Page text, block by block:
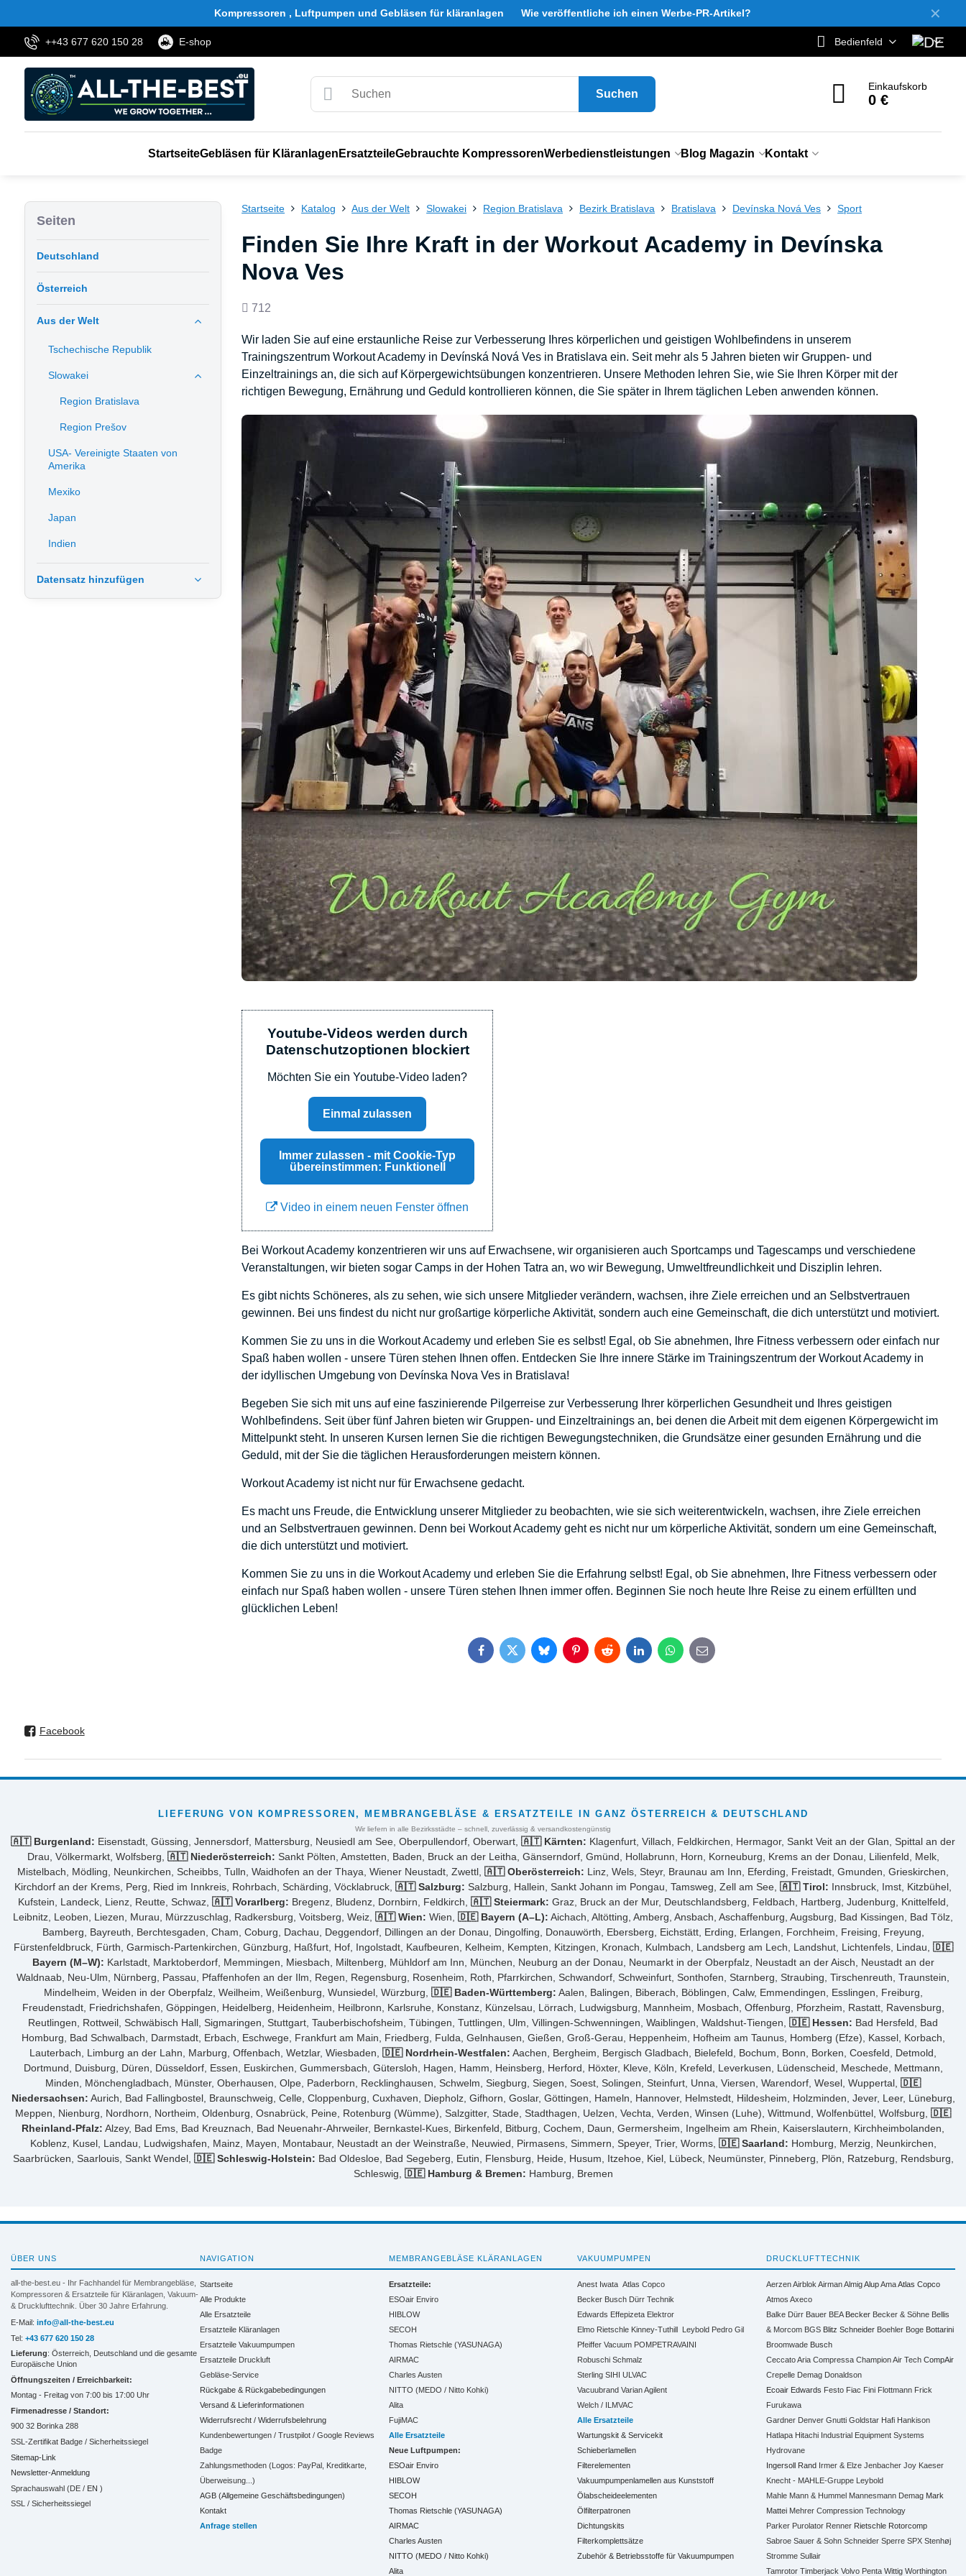
✕
Kompressoren , Luftpumpen und Gebläsen für kläranlagen Wie veröffentliche ich einen Werbe-PR-Artikel?
++43 677 620 150 28 E-shop Bedienfeld
Suchen
Einkaufskorb
0 €
StartseiteGebläsen für Kläranlagen ErsatzteileGebrauchte KompressorenWerbedienstleistungen Blog Magazin Kontakt
Startseite Katalog Aus der Welt Slowakei Region Bratislava Bezirk Bratislava Bratislava Devínska Nová Ves Sport
Finden Sie Ihre Kraft in der Workout Academy in Devínska
Nova Ves
Anzahl
712
Wir laden Sie auf eine erstaunliche Reise zur Verbesserung Ihres körperlichen und geistigen Wohlbefindens in unserem
Trainingszentrum Workout Academy in Devínská Nová Ves in Bratislava ein. Seit mehr als 5 Jahren bieten wir Gruppen- und
Einzeltrainings an, die sich auf Körpergewichtsübungen konzentrieren. Unsere Methoden lehren Sie, wie Sie Ihren Körper mit der
richtigen Bewegung, Ernährung und Geduld kontrollieren können, die Sie später in Ihrem täglichen Leben anwenden können.
Youtube-Videos werden durch
Datenschutzoptionen blockiert
Möchten Sie ein Youtube-Video laden?
Einmal zulassen
Immer zulassen - mit Cookie-Typ
übereinstimmen: Funktionell
Video in einem neuen Fenster öffnen
Bei Workout Academy konzentrieren wir uns auf Erwachsene, wir organisieren auch Sportcamps und Tagescamps und verschiedene
Veranstaltungen, wir bieten sogar Camps in der Hohen Tatra an, wo wir Bewegung, Umweltfreundlichkeit und Disziplin lehren.
Es gibt nichts Schöneres, als zu sehen, wie sich unsere Mitglieder verändern, wachsen, ihre Ziele erreichen und an Selbstvertrauen
gewinnen. Bei uns findest du nicht nur großartige körperliche Aktivität, sondern auch eine Gemeinschaft, die dich unterstützt und motiviert.
Kommen Sie zu uns in die Workout Academy und erleben Sie es selbst! Egal, ob Sie abnehmen, Ihre Fitness verbessern oder einfach nur
Spaß haben wollen - unsere Türen stehen Ihnen offen. Entdecken Sie Ihre innere Stärke im Trainingszentrum der Workout Academy in
der idyllischen Umgebung von Devínska Nova Ves in Bratislava!
Begeben Sie sich mit uns auf eine faszinierende Pilgerreise zur Verbesserung Ihrer körperlichen Gesundheit und Ihres geistigen
Wohlbefindens. Seit über fünf Jahren bieten wir Gruppen- und Einzeltrainings an, bei denen die Arbeit mit dem eigenen Körpergewicht im
Mittelpunkt steht. In unseren Kursen lernen Sie die richtigen Bewegungstechniken, die Grundsätze einer gesunden Ernährung und die
Geduld, mit der Sie die täglichen Herausforderungen meistern können.
Workout Academy ist nicht nur für Erwachsene gedacht.
Es macht uns Freude, die Entwicklung unserer Mitglieder zu beobachten, wie sie sich weiterentwickeln, wachsen, ihre Ziele erreichen
und an Selbstvertrauen gewinnen. Denn bei Workout Academy geht es nicht nur um körperliche Aktivität, sondern um eine Gemeinschaft,
die dich unterstützt und motiviert.
Kommen Sie zu uns in die Workout Academy und erleben Sie die Erfahrung selbst! Egal, ob Sie abnehmen, Ihre Fitness verbessern oder
einfach nur Spaß haben wollen - unsere Türen stehen Ihnen immer offen. Beginnen Sie noch heute Ihre Reise zu einem erfüllten und
glücklichen Leben!
FacebookTwitterBlueskyPinterestRedditLinkedInWhatsApp
E-
mail
Seiten
Deutschland
Österreich
Aus der Welt
Tschechische Republik
Slowakei
Region Bratislava
Region Prešov
USA- Vereinigte Staaten von
Amerika
Mexiko
Japan
Indien
Datensatz hinzufügen
Facebook
LIEFERUNG VON KOMPRESSOREN, MEMBRANGEBLÄSE & ERSATZTEILE IN GANZ ÖSTERREICH & DEUTSCHLAND
Wir liefern in alle Bezirksstädte – schnell, zuverlässig & versandkostengünstig
🇦🇹 Burgenland: Eisenstadt, Güssing, Jennersdorf, Mattersburg, Neusiedl am See, Oberpullendorf, Oberwart, 🇦🇹 Kärnten: Klagenfurt, Villach, Feldkirchen, Hermagor, Sankt Veit an der Glan, Spittal an der
Drau, Völkermarkt, Wolfsberg, 🇦🇹 Niederösterreich: Sankt Pölten, Amstetten, Baden, Bruck an der Leitha, Gänserndorf, Gmünd, Hollabrunn, Horn, Korneuburg, Krems an der Donau, Lilienfeld, Melk,
Mistelbach, Mödling, Neunkirchen, Scheibbs, Tulln, Waidhofen an der Thaya, Wiener Neustadt, Zwettl, 🇦🇹 Oberösterreich: Linz, Wels, Steyr, Braunau am Inn, Eferding, Freistadt, Gmunden, Grieskirchen,
Kirchdorf an der Krems, Perg, Ried im Innkreis, Rohrbach, Schärding, Vöcklabruck, 🇦🇹 Salzburg: Salzburg, Hallein, Sankt Johann im Pongau, Tamsweg, Zell am See, 🇦🇹 Tirol: Innsbruck, Imst, Kitzbühel,
Kufstein, Landeck, Lienz, Reutte, Schwaz, 🇦🇹 Vorarlberg: Bregenz, Bludenz, Dornbirn, Feldkirch, 🇦🇹 Steiermark: Graz, Bruck an der Mur, Deutschlandsberg, Feldbach, Hartberg, Judenburg, Knittelfeld,
Leibnitz, Leoben, Liezen, Murau, Mürzzuschlag, Radkersburg, Voitsberg, Weiz, 🇦🇹 Wien: Wien, 🇩🇪 Bayern (A–L): Aichach, Altötting, Amberg, Ansbach, Aschaffenburg, Augsburg, Bad Kissingen, Bad Tölz,
Bamberg, Bayreuth, Berchtesgaden, Cham, Coburg, Dachau, Deggendorf, Dillingen an der Donau, Dingolfing, Donauwörth, Ebersberg, Eichstätt, Erding, Erlangen, Forchheim, Freising, Freyung,
Fürstenfeldbruck, Fürth, Garmisch-Partenkirchen, Günzburg, Haßfurt, Hof, Ingolstadt, Kaufbeuren, Kelheim, Kempten, Kitzingen, Kronach, Kulmbach, Landsberg am Lech, Landshut, Lichtenfels, Lindau, 🇩🇪
Bayern (M–W): Karlstadt, Marktoberdorf, Memmingen, Miesbach, Miltenberg, Mühldorf am Inn, München, Neuburg an der Donau, Neumarkt in der Oberpfalz, Neustadt an der Aisch, Neustadt an der
Waldnaab, Neu-Ulm, Nürnberg, Passau, Pfaffenhofen an der Ilm, Regen, Regensburg, Rosenheim, Roth, Pfarrkirchen, Schwandorf, Schweinfurt, Sonthofen, Starnberg, Straubing, Tirschenreuth, Traunstein,
Mindelheim, Weiden in der Oberpfalz, Weilheim, Weißenburg, Wunsiedel, Würzburg, 🇩🇪 Baden-Württemberg: Aalen, Balingen, Biberach, Böblingen, Calw, Emmendingen, Esslingen, Freiburg,
Freudenstadt, Friedrichshafen, Göppingen, Heidelberg, Heidenheim, Heilbronn, Karlsruhe, Konstanz, Künzelsau, Lörrach, Ludwigsburg, Mannheim, Mosbach, Offenburg, Pforzheim, Rastatt, Ravensburg,
Reutlingen, Rottweil, Schwäbisch Hall, Sigmaringen, Stuttgart, Tauberbischofsheim, Tübingen, Tuttlingen, Ulm, Villingen-Schwenningen, Waiblingen, Waldshut-Tiengen, 🇩🇪 Hessen: Bad Hersfeld, Bad
Homburg, Bad Schwalbach, Darmstadt, Erbach, Eschwege, Frankfurt am Main, Friedberg, Fulda, Gelnhausen, Gießen, Groß-Gerau, Heppenheim, Hofheim am Taunus, Homberg (Efze), Kassel, Korbach,
Lauterbach, Limburg an der Lahn, Marburg, Offenbach, Wetzlar, Wiesbaden, 🇩🇪 Nordrhein-Westfalen: Aachen, Bergheim, Bergisch Gladbach, Bielefeld, Bochum, Bonn, Borken, Coesfeld, Detmold,
Dortmund, Duisburg, Düren, Düsseldorf, Essen, Euskirchen, Gummersbach, Gütersloh, Hagen, Hamm, Heinsberg, Herford, Höxter, Kleve, Köln, Krefeld, Leverkusen, Lüdenscheid, Meschede, Mettmann,
Minden, Mönchengladbach, Münster, Oberhausen, Olpe, Paderborn, Recklinghausen, Schwelm, Siegburg, Siegen, Soest, Solingen, Steinfurt, Unna, Viersen, Warendorf, Wesel, Wuppertal, 🇩🇪
Niedersachsen: Aurich, Bad Fallingbostel, Braunschweig, Celle, Cloppenburg, Cuxhaven, Diepholz, Gifhorn, Goslar, Göttingen, Hameln, Hannover, Helmstedt, Hildesheim, Holzminden, Jever, Leer, Lüneburg,
Meppen, Nienburg, Nordhorn, Northeim, Oldenburg, Osnabrück, Peine, Rotenburg (Wümme), Salzgitter, Stade, Stadthagen, Uelzen, Vechta, Verden, Winsen (Luhe), Wittmund, Wolfenbüttel, Wolfsburg, 🇩🇪
Rheinland-Pfalz: Alzey, Bad Ems, Bad Kreuznach, Bad Neuenahr-Ahrweiler, Bernkastel-Kues, Birkenfeld, Bitburg, Cochem, Daun, Germersheim, Ingelheim am Rhein, Kaiserslautern, Kirchheimbolanden,
Koblenz, Kusel, Landau, Ludwigshafen, Mainz, Mayen, Montabaur, Neustadt an der Weinstraße, Neuwied, Pirmasens, Simmern, Speyer, Trier, Worms, 🇩🇪 Saarland: Homburg, Merzig, Neunkirchen,
Saarbrücken, Saarlouis, Sankt Wendel, 🇩🇪 Schleswig-Holstein: Bad Oldesloe, Bad Segeberg, Eutin, Flensburg, Heide, Husum, Itzehoe, Kiel, Lübeck, Neumünster, Pinneberg, Plön, Ratzeburg, Rendsburg,
Schleswig, 🇩🇪 Hamburg & Bremen: Hamburg, Bremen
ÜBER UNS
all-the-best.eu - Ihr Fachhandel für Membrangebläse,
Kompressoren & Ersatzteile für Kläranlagen, Vakuum-
& Drucklufttechnik. Über 30 Jahre Erfahrung.
E-Mail: info@all-the-best.eu
Tel: +43 677 620 150 28
Lieferung: Österreich, Deutschland und die gesamte
Europäische Union
Öffnungszeiten / Erreichbarkeit:
Montag - Freitag von 7:00 bis 17:00 Uhr
Firmenadresse / Standort:
900 32 Borinka 288
SSL-Zertifikat Badge / Sicherheitssiegel
Sitemap-Link
Newsletter-Anmeldung
Sprachauswahl (DE / EN )
SSL / Sicherheitssiegel
NAVIGATION
Startseite
Alle Produkte
Alle Ersatzteile
Ersatzteile Kläranlagen
Ersatzteile Vakuumpumpen
Ersatzteile Druckluft
Gebläse-Service
Rückgabe & Rückgabebedingungen
Versand & Lieferinformationen
Widerrufsrecht / Widerrufsbelehrung
Kundenbewertungen / Trustpilot / Google Reviews
Badge
Zahlungsmethoden (Logos: PayPal, Kreditkarte,
Überweisung...)
AGB (Allgemeine Geschäftsbedingungen)
Kontakt
Anfrage stellen
MEMBRANGEBLÄSE KLÄRANLAGEN
Ersatzteile:
ESOair Enviro
HIBLOW
SECOH
Thomas Rietschle (YASUNAGA)
AIRMAC
Charles Austen
NITTO (MEDO / Nitto Kohki)
Alita
FujiMAC
Alle Ersatzteile
Neue Luftpumpen:
ESOair Enviro
HIBLOW
SECOH
Thomas Rietschle (YASUNAGA)
AIRMAC
Charles Austen
NITTO (MEDO / Nitto Kohki)
Alita
VAKUUMPUMPEN
Anest Iwata Atlas Copco
Becker Busch Dürr Technik
Edwards Effepizeta Elektror
Elmo Rietschle Kinney-Tuthill Leybold Pedro Gil
Pfeiffer Vacuum POMPETRAVAINI
Robuschi Schmalz
Sterling SIHI ULVAC
Vacuubrand Varian Agilent
Welch / ILMVAC
Alle Ersatzteile
Wartungskit & Servicekit
Schieberlamellen
Filterelementen
Vakuumpumpenlamellen aus Kunststoff
Ölabscheideelementen
Ölfilterpatronen
Dichtungskits
Filterkomplettsätze
Zubehör & Betriebsstoffe für Vakuumpumpen
DRUCKLUFTTECHNIK
AerzenAirblok AirmanAlmigAlupAmaAtlas Copco
Atmos Axeco
Balke Dürr Bauer BEA Becker Becker & Söhne Bellis
& Morcom BGS Blitz Schneider Boehler Boge Bottarini
Broomwade Busch
Ceccato Aria Compressa Champion Air Tech CompAir
Crepelle Demag Donaldson
Ecoair Edwards Festo Fiac Fini Flottmann Frick
Furukawa
Gardner Denver Gnutti Goldstar Hafi Hankison
Hatlapa Hitachi Industrial Equipment Systems
Hydrovane
Ingersoll Rand Irmer & Elze Jenbacher Joy Kaeser
Knecht - MAHLE-Gruppe Leybold
Mahle Mann & Hummel Mannesmann Demag Mark
Mattei Mehrer Compression Technology
Parker Purolator Renner Rietschle Rotorcomp
Sabroe Sauer & Sohn Schneider Sperre SPX Stenhøj
Stromme Sullair
Tamrotor Timberjack Volvo Penta Wittig Worthington